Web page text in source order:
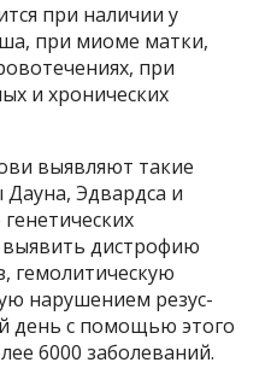
при наличии у
при миоме матки,
при
и хронических
выявляют такие
Эдвардса и
дистрофию
гемолитическую
нарушением резус-
день с помощью этого
6000 заболеваний.